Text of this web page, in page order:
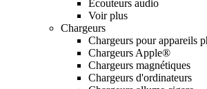
Ecouteurs audio
Voir plus
Chargeurs
Chargeurs pour appareils
Chargeurs Apple®
Chargeurs magnétiques
Chargeurs d'ordinateurs